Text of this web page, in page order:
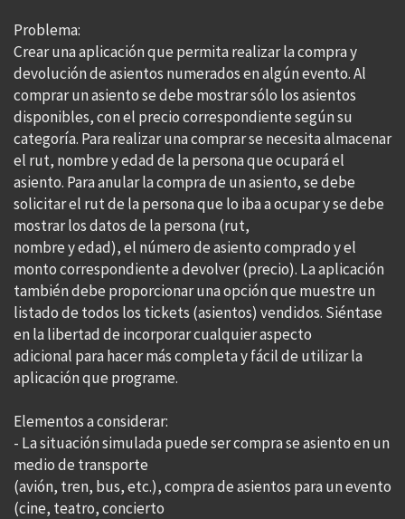
Problema:
Crear una aplicación que permita realizar la compra y
devolución de asientos numerados en algún evento. Al
comprar un asiento se debe mostrar sólo los asientos
disponibles, con el precio correspondiente según su
categoría. Para realizar una comprar se necesita almacenar
el rut, nombre y edad de la persona que ocupará el
asiento. Para anular la compra de un asiento, se debe
solicitar el rut de la persona que lo iba a ocupar y se debe
mostrar los datos de la persona (rut,
nombre y edad), el número de asiento comprado y el
monto correspondiente a devolver (precio). La aplicación
también debe proporcionar una opción que muestre un
listado de todos los tickets (asientos) vendidos. Siéntase
en la libertad de incorporar cualquier aspecto
adicional para hacer más completa y fácil de utilizar la
aplicación que programe.
Elementos a considerar:
- La situación simulada puede ser compra se asiento en un
medio de transporte
(avión, tren, bus, etc.), compra de asientos para un evento
(cine, teatro, concierto